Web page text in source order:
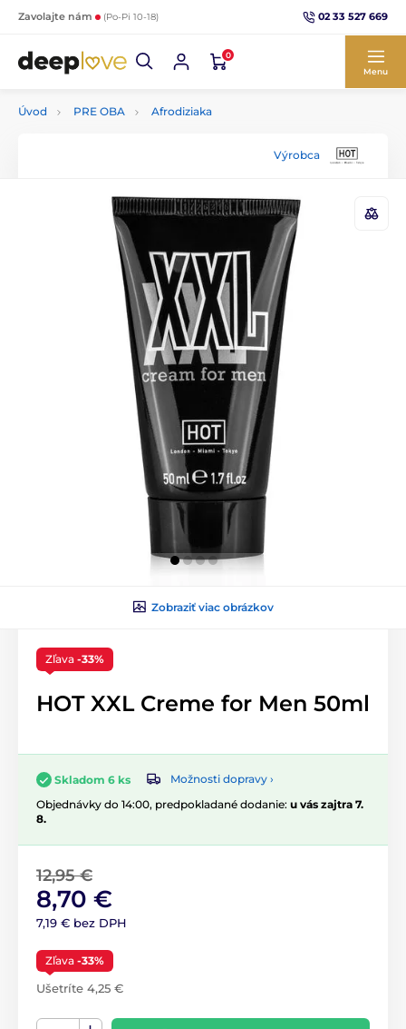
Zavolajte nám (Po-Pi 10-18) 02 33 527 669
0
Menu
Úvod PRE OBA Afrodiziaka
Výrobca
Zobraziť viac obrázkov
Zľava -33%
HOT XXL Creme for Men 50ml
Skladom 6 ks
Možnosti dopravy ›
Objednávky do 14:00, predpokladané dodanie: u vás zajtra 7.
8.
12,95 €
8,70 €
7,19 € bez DPH
Zľava -33%
Ušetríte 4,25 €